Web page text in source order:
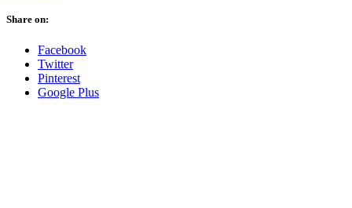
Share on:
Facebook
Twitter
Pinterest
Google Plus